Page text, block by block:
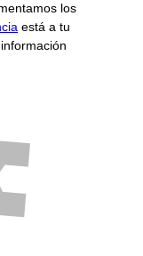
los
está a tu